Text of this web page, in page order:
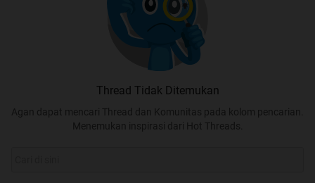
Thread Tidak Ditemukan
Agan dapat mencari Thread dan Komunitas pada kolom pencarian.
Menemukan inspirasi dari Hot Threads.